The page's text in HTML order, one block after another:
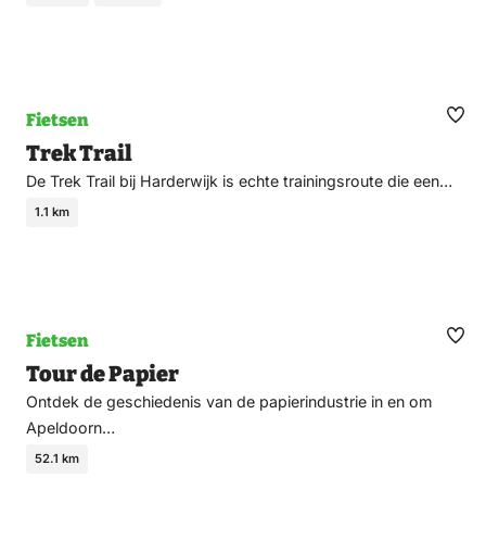
Fietsen
Trek Trail
De Trek Trail bij Harderwijk is echte trainingsroute die een…
1.1 km
Fietsen
Tour de Papier
Ontdek de geschiedenis van de papierindustrie in en om
Apeldoorn…
52.1 km